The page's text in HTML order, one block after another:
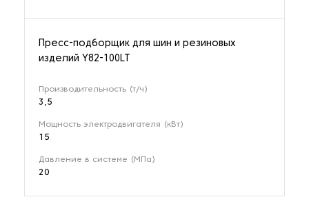
Пресс-подборщик для шин и резиновых
изделий Y82-100LT
Производительность (т/ч)
3,5
Мощность электродвигателя (кВт)
15
Давление в системе (МПа)
20